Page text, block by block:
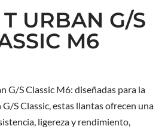
URBAN G/S
M6
G/S Classic M6: diseñadas para la
S Classic, estas llantas ofrecen una
ligereza y rendimiento,